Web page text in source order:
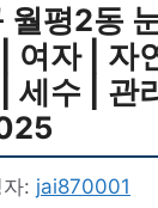
월평2동
여자 | 자
세수 | 관
: jai870001